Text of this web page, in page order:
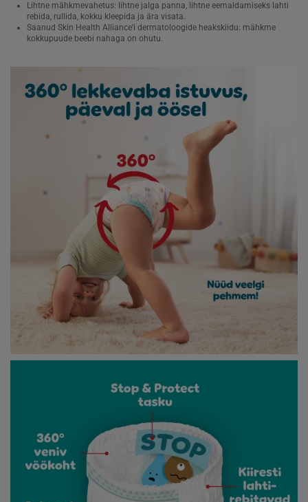
Lihtne mähkmevahetus: lihtne jalga panna, lihtne eemaldamiseks lahti
rebida, rullida, kokku kleepida ja ära visata.
Saanud Skin Health Alliance’i dermatoloogide heakskiidu: mähkme
kokkupuude beebi nahaga on ohutu.